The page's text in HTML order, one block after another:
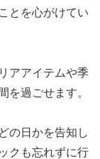
とを心がけてい
アアイテムや季
を過ごせます。
の日かを告知し
クも忘れずに行